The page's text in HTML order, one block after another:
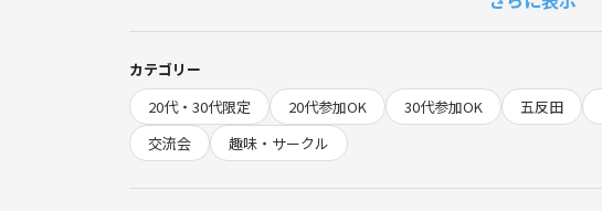
みんなで好きなように楽しめる会にしますので
【どんなイベント？】
・嵐のライブ鑑賞会！
・20～30代の嵐ファン同士が気軽に繋がれるイベントです。
・会話に自信がない方も、映像を観るから自然と盛り上がれる♪
カテゴリー
20代・30代限定
20代参加OK 30代参加OK 五反田
交流会
趣味・サークル